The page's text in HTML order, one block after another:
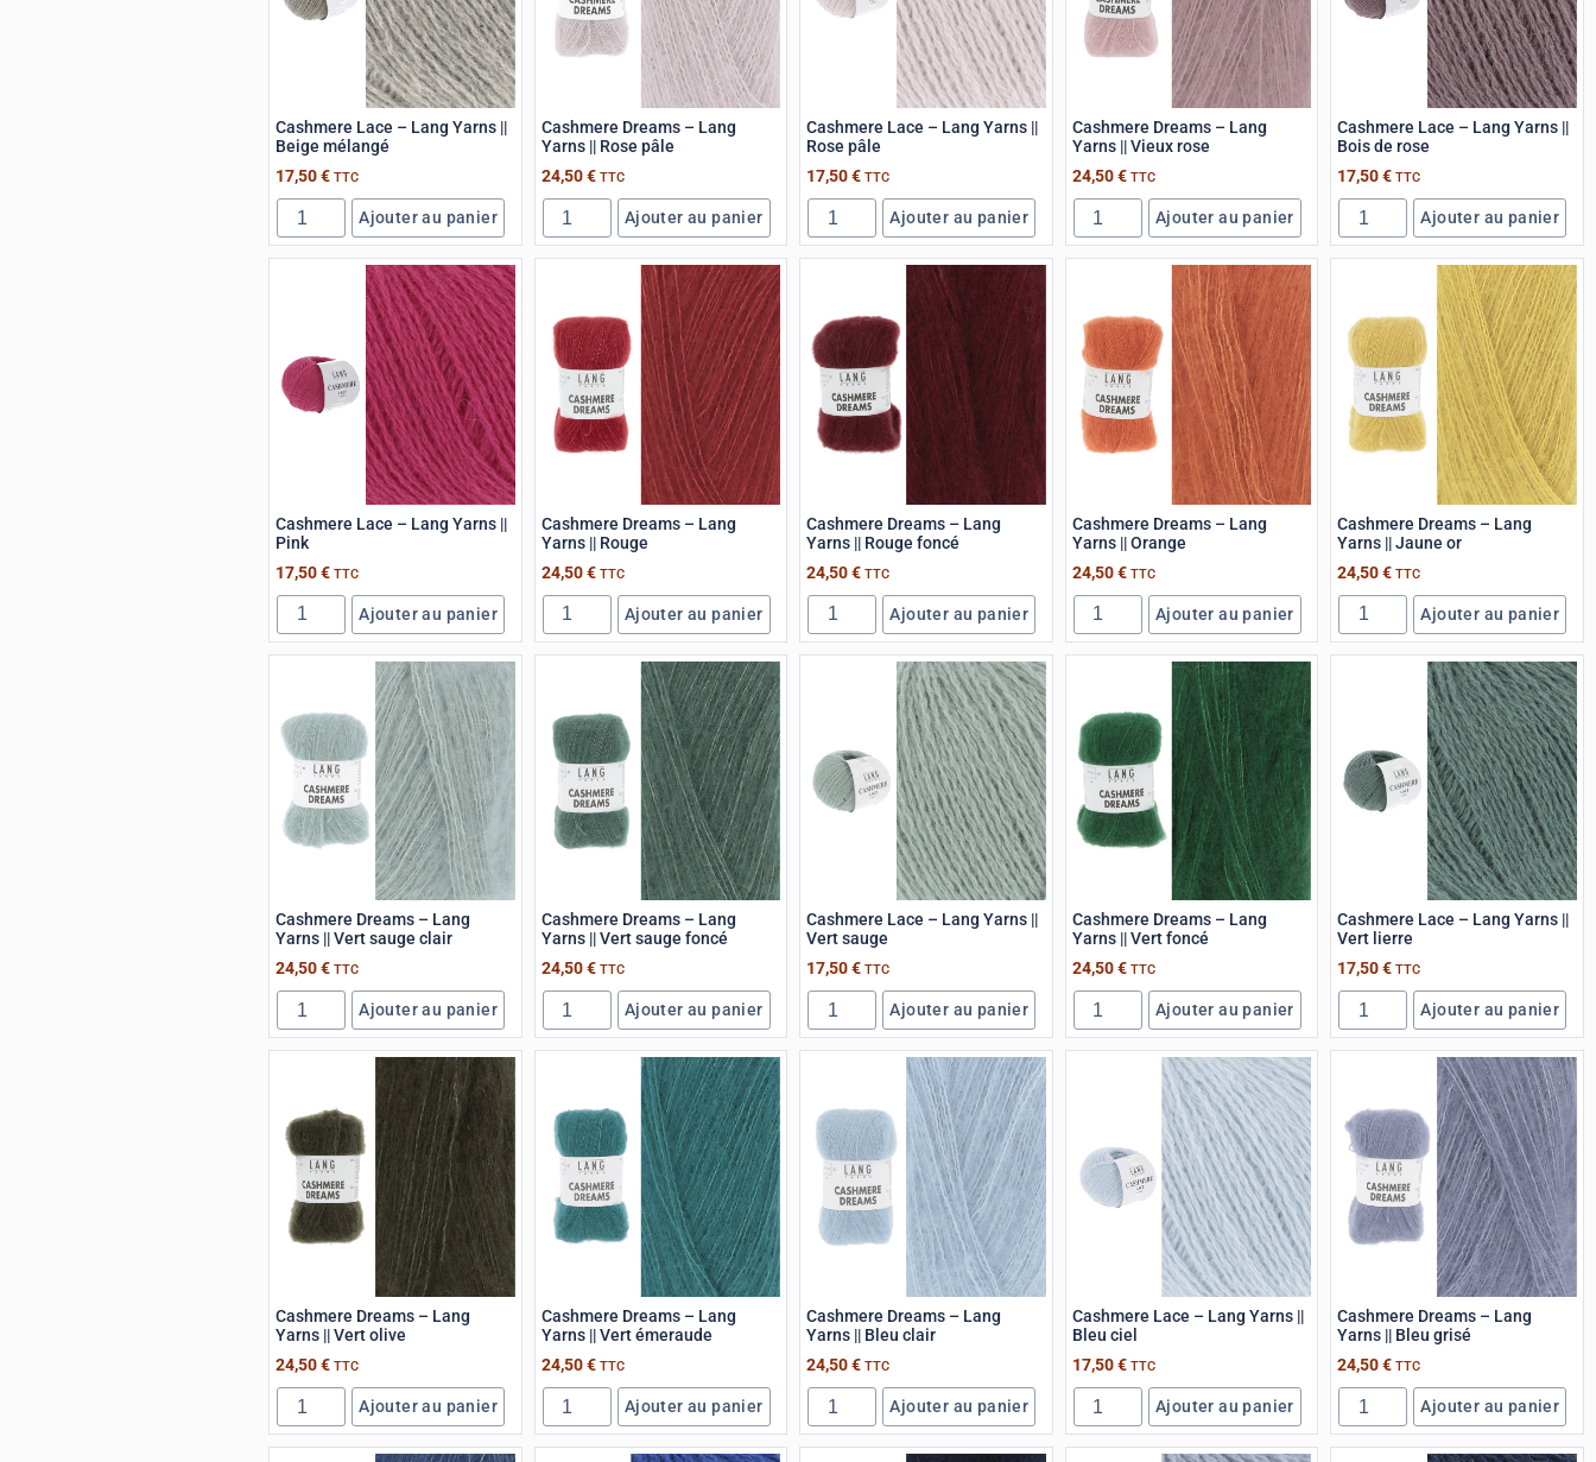
Cashmere Lace – Lang Yarns ||
Beige mélangé
17,50€ TTC
Ajouter au panier
Cashmere Dreams – Lang
Yarns || Rose pâle
24,50€ TTC
Ajouter au panier
Cashmere Lace – Lang Yarns ||
Rose pâle
17,50€ TTC
Ajouter au panier
Cashmere Dreams – Lang
Yarns || Vieux rose
24,50€ TTC
Ajouter au panier
Cashmere Lace – Lang Yarns ||
Bois de rose
17,50€ TTC
Ajouter au panier
Cashmere Lace – Lang Yarns ||
Pink
17,50€ TTC
Ajouter au panier
Cashmere Dreams – Lang
Yarns || Rouge
24,50€ TTC
Ajouter au panier
Cashmere Dreams – Lang
Yarns || Rouge foncé
24,50€ TTC
Ajouter au panier
Cashmere Dreams – Lang
Yarns || Orange
24,50€ TTC
Ajouter au panier
Cashmere Dreams – Lang
Yarns || Jaune or
24,50€ TTC
Ajouter au panier
Cashmere Dreams – Lang
Yarns || Vert sauge clair
24,50€ TTC
Ajouter au panier
Cashmere Dreams – Lang
Yarns || Vert sauge foncé
24,50€ TTC
Ajouter au panier
Cashmere Lace – Lang Yarns ||
Vert sauge
17,50€ TTC
Ajouter au panier
Cashmere Dreams – Lang
Yarns || Vert foncé
24,50€ TTC
Ajouter au panier
Cashmere Lace – Lang Yarns ||
Vert lierre
17,50€ TTC
Ajouter au panier
Cashmere Dreams – Lang
Yarns || Vert olive
24,50€ TTC
Ajouter au panier
Cashmere Dreams – Lang
Yarns || Vert émeraude
24,50€ TTC
Ajouter au panier
Cashmere Dreams – Lang
Yarns || Bleu clair
24,50€ TTC
Ajouter au panier
Cashmere Lace – Lang Yarns ||
Bleu ciel
17,50€ TTC
Ajouter au panier
Cashmere Dreams – Lang
Yarns || Bleu grisé
24,50€ TTC
Ajouter au panier